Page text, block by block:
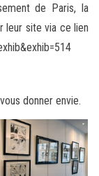
de Paris, la
leur site via ce lien
donner envie.